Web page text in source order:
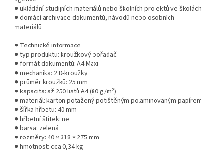
● ukládání studijních materiálů nebo školních projektů ve školách
● domácí archivace dokumentů, návodů nebo osobních
materiálů
● Technické informace
● typ produktu: kroužkový pořadač
● formát dokumentů: A4 Maxi
● mechanika: 2 D-kroužky
● průměr kroužků: 25 mm
● kapacita: až 250 listů A4 (80 g/m²)
● materiál: karton potažený potištěným polaminovaným papírem
● šířka hřbetu: 40 mm
● hřbetní štítek: ne
● barva: zelená
● rozměry: 40 × 318 × 275 mm
● hmotnost: cca 0,34 kg